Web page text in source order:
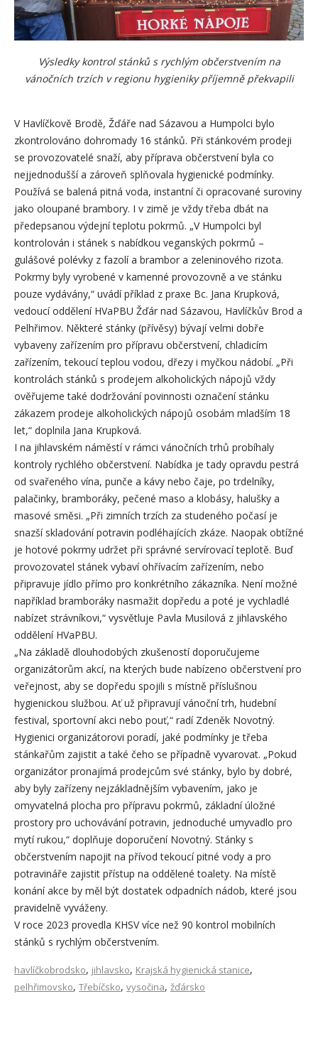
Výsledky kontrol stánků s rychlým občerstvením na
vánočních trzích v regionu hygieniky příjemně překvapili
V Havlíčkově Brodě, Žďáře nad Sázavou a Humpolci bylo
zkontrolováno dohromady 16 stánků. Při stánkovém prodeji
se provozovatelé snaží, aby příprava občerstvení byla co
nejjednodušší a zároveň splňovala hygienické podmínky.
Používá se balená pitná voda, instantní či opracované suroviny
jako oloupané brambory. I v zimě je vždy třeba dbát na
předepsanou výdejní teplotu pokrmů. „V Humpolci byl
kontrolován i stánek s nabídkou veganských pokrmů –
gulášové polévky z fazolí a brambor a zeleninového rizota.
Pokrmy byly vyrobené v kamenné provozovně a ve stánku
pouze vydávány,“ uvádí příklad z praxe Bc. Jana Krupková,
vedoucí oddělení HVaPBU Žďár nad Sázavou, Havlíčkův Brod a
Pelhřimov. Některé stánky (přívěsy) bývají velmi dobře
vybaveny zařízením pro přípravu občerstvení, chladicím
zařízením, tekoucí teplou vodou, dřezy i myčkou nádobí. „Při
kontrolách stánků s prodejem alkoholických nápojů vždy
ověřujeme také dodržování povinnosti označení stánku
zákazem prodeje alkoholických nápojů osobám mladším 18
let,“ doplnila Jana Krupková.
I na jihlavském náměstí v rámci vánočních trhů probíhaly
kontroly rychlého občerstvení. Nabídka je tady opravdu pestrá
od svařeného vína, punče a kávy nebo čaje, po trdelníky,
palačinky, bramboráky, pečené maso a klobásy, halušky a
masové směsi. „Při zimních trzích za studeného počasí je
snazší skladování potravin podléhajících zkáze. Naopak obtížné
je hotové pokrmy udržet při správné servírovací teplotě. Buď
provozovatel stánek vybaví ohřívacím zařízením, nebo
připravuje jídlo přímo pro konkrétního zákazníka. Není možné
například bramboráky nasmažit dopředu a poté je vychladlé
nabízet strávníkovi,“ vysvětluje Pavla Musilová z jihlavského
oddělení HVaPBU.
„Na základě dlouhodobých zkušeností doporučujeme
organizátorům akcí, na kterých bude nabízeno občerstvení pro
veřejnost, aby se dopředu spojili s místně příslušnou
hygienickou službou. Ať už připravují vánoční trh, hudební
festival, sportovní akci nebo pouť,“ radí Zdeněk Novotný.
Hygienici organizátorovi poradí, jaké podmínky je třeba
stánkařům zajistit a také čeho se případně vyvarovat. „Pokud
organizátor pronajímá prodejcům své stánky, bylo by dobré,
aby byly zařízeny nejzákladnějším vybavením, jako je
omyvatelná plocha pro přípravu pokrmů, základní úložné
prostory pro uchovávání potravin, jednoduché umyvadlo pro
mytí rukou,“ doplňuje doporučení Novotný. Stánky s
občerstvením napojit na přívod tekoucí pitné vody a pro
potravináře zajistit přístup na oddělené toalety. Na místě
konání akce by měl být dostatek odpadních nádob, které jsou
pravidelně vyváženy.
V roce 2023 provedla KHSV více než 90 kontrol mobilních
stánků s rychlým občerstvením.
havlíčkobrodsko, jihlavsko, Krajská hygienická stanice,
pelhřimovsko, Třebíčsko, vysočina, žďársko